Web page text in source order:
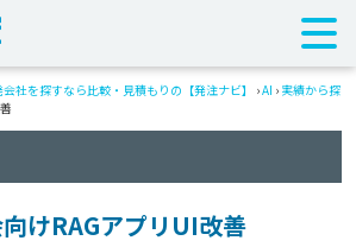
社を探すなら比較・見積もりの【発注ナビ】 ›AI › 実績から探
けRAGアプリUI改善